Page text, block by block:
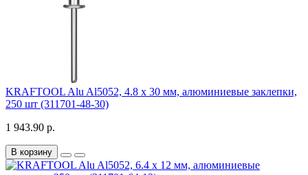
KRAFTOOL Alu Al5052, 4.8 х 30 мм, алюминиевые заклепки,
250 шт (311701-48-30)
1 943.90 р.
В корзину